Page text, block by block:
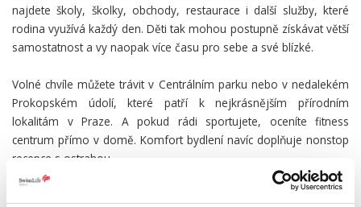
najdete školy, školky, obchody, restaurace i další služby, které
rodina využívá každý den. Děti tak mohou postupně získávat větší
samostatnost a vy naopak více času pro sebe a své blízké.
Volné chvíle můžete trávit v Centrálním parku nebo v nedalekém
Prokopském údolí, které patří k nejkrásnějším přírodním
lokalitám v Praze. A pokud rádi sportujete, oceníte fitness
centrum přímo v domě. Komfort bydlení navíc doplňuje nonstop
recepce s ostrahou.
Tento byt nabízí vzácnou kombinaci prostoru, praktičnosti,